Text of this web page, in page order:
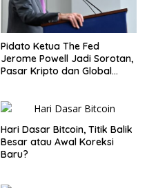
Pidato Ketua The Fed
Jerome Powell Jadi Sorotan,
Pasar Kripto dan Global
Hari Dasar Bitcoin, Titik Balik
Besar atau Awal Koreksi
Baru?